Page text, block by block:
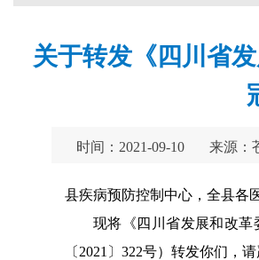
关于转发《四川省
时间：2021-09-10 来源：
县疾病预防控制中心，全县各
现将《四川省发展和改
〔2021〕322号）转发你们，